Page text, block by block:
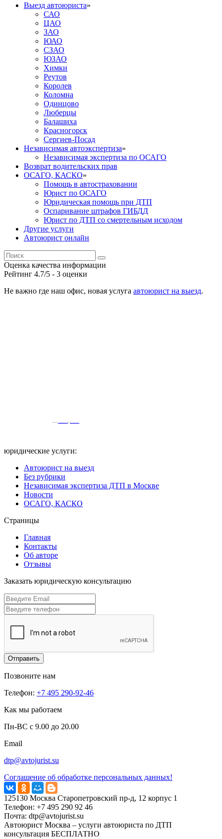
Выезд автоюриста»
САО
ЦАО
ЗАО
ЮАО
СЗАО
ЮЗАО
Химки
Реутов
Королев
Коломна
Одинцово
Люберцы
Балашиха
Красногорск
Сергиев-Посад
Независимая автоэкспертиза»
Независимая экспертиза по ОСАГО
Возврат водительских прав
ОСАГО, КАСКО»
Помощь в автостраховании
Юрист по ОСАГО
Юридическая помощь при ДТП
Оспаривание штрафов ГИБДД
Юрист по ДТП со смертельным исходом
Другие услуги
Автоюрист онлайн
Оценка качества информации
Рейтинг 4.7/5 - 3 оценки
Не важно где наш офис, новая услуга автоюрист на выезд.
Powered by embedgooglemaps EN &
юридические услуги:
Автоюрист на выезд
Без рубрики
Независимая экспертиза ДТП в Москве
Новости
ОСАГО, КАСКО
Страницы
Главная
Контакты
Об авторе
Отзывы
Заказать юридическую консультацию
Отправить
Позвоните нам
Телефон: +7 495 290-92-46
Как мы работаем
Пн-ВС с 9.00 до 20.00
Email
dtp@avtojurist.su
Соглашение об обработке персональных данных!
125130 Москва Старопетровский пр-д, 12 корпус 1
Телефон: +7 495 290 92 46
Почта: dtp@avtojurist.su
Автоюрист Москва – услуги автоюриста по ДТП
консультация БЕСПЛАТНО